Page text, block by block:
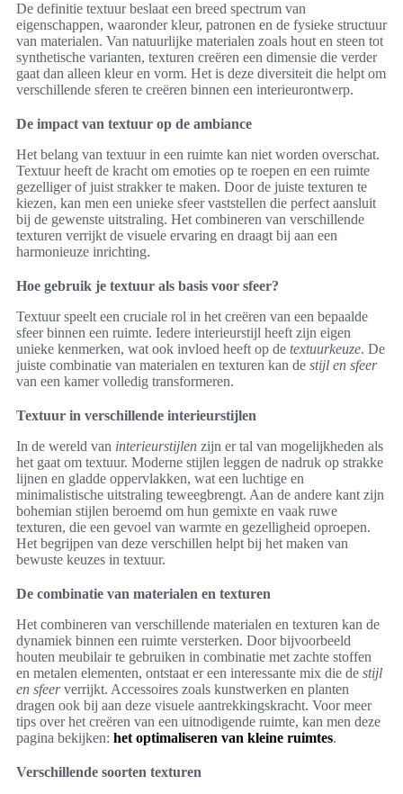
De definitie textuur beslaat een breed spectrum van
eigenschappen, waaronder kleur, patronen en de fysieke structuur
van materialen. Van natuurlijke materialen zoals hout en steen tot
synthetische varianten, texturen creëren een dimensie die verder
gaat dan alleen kleur en vorm. Het is deze diversiteit die helpt om
verschillende sferen te creëren binnen een interieurontwerp.
De impact van textuur op de ambiance
Het belang van textuur in een ruimte kan niet worden overschat.
Textuur heeft de kracht om emoties op te roepen en een ruimte
gezelliger of juist strakker te maken. Door de juiste texturen te
kiezen, kan men een unieke sfeer vaststellen die perfect aansluit
bij de gewenste uitstraling. Het combineren van verschillende
texturen verrijkt de visuele ervaring en draagt bij aan een
harmonieuze inrichting.
Hoe gebruik je textuur als basis voor sfeer?
Textuur speelt een cruciale rol in het creëren van een bepaalde
sfeer binnen een ruimte. Iedere interieurstijl heeft zijn eigen
unieke kenmerken, wat ook invloed heeft op de textuurkeuze. De
juiste combinatie van materialen en texturen kan de stijl en sfeer
van een kamer volledig transformeren.
Textuur in verschillende interieurstijlen
In de wereld van interieurstijlen zijn er tal van mogelijkheden als
het gaat om textuur. Moderne stijlen leggen de nadruk op strakke
lijnen en gladde oppervlakken, wat een luchtige en
minimalistische uitstraling teweegbrengt. Aan de andere kant zijn
bohemian stijlen beroemd om hun gemixte en vaak ruwe
texturen, die een gevoel van warmte en gezelligheid oproepen.
Het begrijpen van deze verschillen helpt bij het maken van
bewuste keuzes in textuur.
De combinatie van materialen en texturen
Het combineren van verschillende materialen en texturen kan de
dynamiek binnen een ruimte versterken. Door bijvoorbeeld
houten meubilair te gebruiken in combinatie met zachte stoffen
en metalen elementen, ontstaat er een interessante mix die de stijl
en sfeerverrijkt. Accessoires zoals kunstwerken en planten
dragen ook bij aan deze visuele aantrekkingskracht. Voor meer
tips over het creëren van een uitnodigende ruimte, kan men deze
pagina bekijken: het optimaliseren van kleine ruimtes.
Verschillende soorten texturen